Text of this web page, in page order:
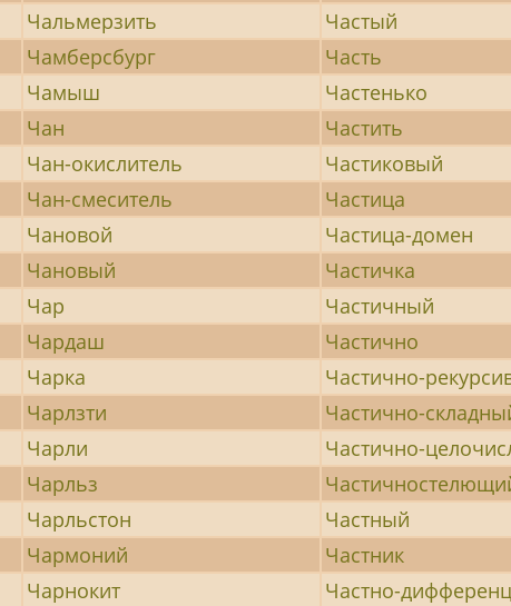
Чальмерзить
Частый
Чамберсбург
Часть
Чамыш
Частенько
Чан
Частить
Чан-окислитель
Частиковый
Чан-смеситель
Частица
Чановой
Частица-домен
Чановый
Частичка
Чар
Частичный
Чардаш
Частично
Чарка
Частично-
Чарлзти
Частично-
Чарли
Частично-
Чарльз
Чарльстон
Частный
Чармоний
Частник
Чарнокит Частно-